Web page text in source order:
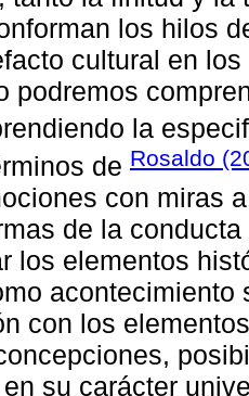
los hilos
cultural en
podremos
la
de Rosaldo
con miras
de la
los elementos
con los
su carácter